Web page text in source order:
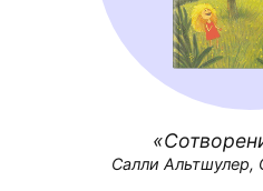
Салли Альтшулер,